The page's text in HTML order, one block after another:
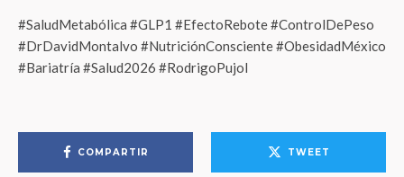
#SaludMetabólica #GLP1 #EfectoRebote #ControlDePeso
#DrDavidMontalvo #NutriciónConsciente #ObesidadMéxico
#Bariatría #Salud2026 #RodrigoPujol
COMPARTIR TWEET